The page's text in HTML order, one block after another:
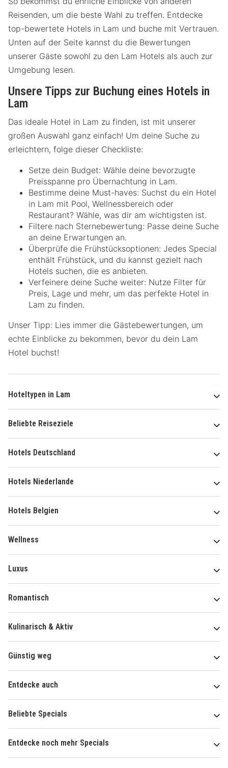
Reisenden, um die beste Wahl zu treffen. Entdecke
top-bewertete Hotels in Lam und buche mit Vertrauen.
Unten auf der Seite kannst du die Bewertungen
unserer Gäste sowohl zu den Lam Hotels als auch zur
Umgebung lesen.
Unsere Tipps zur Buchung eines Hotels in
Lam
Das ideale Hotel in Lam zu finden, ist mit unserer
großen Auswahl ganz einfach! Um deine Suche zu
erleichtern, folge dieser Checkliste:
Setze dein Budget: Wähle deine bevorzugte
Preisspanne pro Übernachtung in Lam.
Bestimme deine Must-haves: Suchst du ein Hotel
in Lam mit Pool, Wellnessbereich oder
Restaurant? Wähle, was dir am wichtigsten ist.
Filtere nach Sternebewertung: Passe deine Suche
an deine Erwartungen an.
Überprüfe die Frühstücksoptionen: Jedes Special
enthält Frühstück, und du kannst gezielt nach
Hotels suchen, die es anbieten.
Verfeinere deine Suche weiter: Nutze Filter für
Preis, Lage und mehr, um das perfekte Hotel in
Lam zu finden.
Unser Tipp: Lies immer die Gästebewertungen, um
echte Einblicke zu bekommen, bevor du dein Lam
Hotel buchst!
Hoteltypen in Lam
Beliebte Reiseziele
Hotels Deutschland
Hotels Niederlande
Hotels Belgien
Wellness
Luxus
Romantisch
Kulinarisch & Aktiv
Günstig weg
Entdecke auch
Beliebte Specials
Entdecke noch mehr Specials